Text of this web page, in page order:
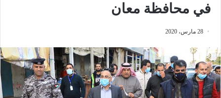
في محافظة معان
28 مارس، 2020